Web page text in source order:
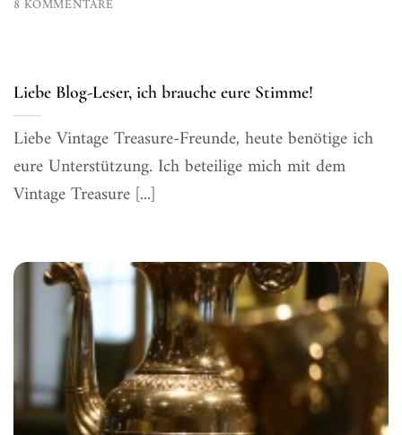
8 KOMMENTARE
Liebe Blog-Leser, ich brauche eure Stimme!
Liebe Vintage Treasure-Freunde, heute benötige ich
eure Unterstützung. Ich beteilige mich mit dem
Vintage Treasure [...]